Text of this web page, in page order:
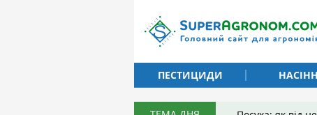
ПЕСТИЦИДИ